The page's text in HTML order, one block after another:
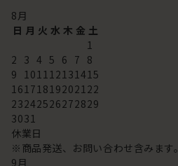
8月
日 月 火 水 木 金 土
1
2 3 4 5 6 7 8
9 101112131415
16171819202122
23242526272829
3031
休業日
※商品発送、お問い合わせ含みます。
9月